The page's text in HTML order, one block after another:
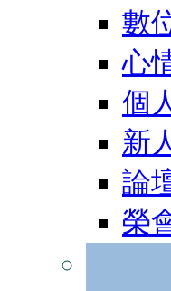
數
心
個
新
論
榮